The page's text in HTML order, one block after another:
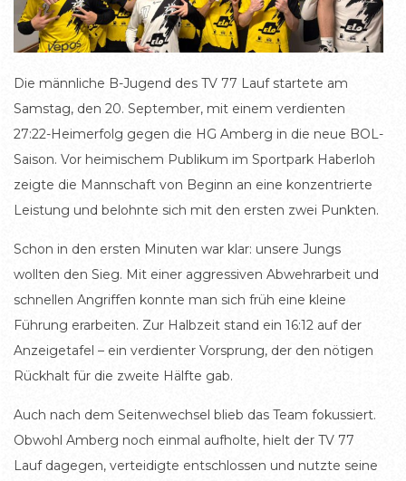
Die männliche B-Jugend des TV 77 Lauf startete am
Samstag, den 20. September, mit einem verdienten
27:22-Heimerfolg gegen die HG Amberg in die neue BOL-
Saison. Vor heimischem Publikum im Sportpark Haberloh
zeigte die Mannschaft von Beginn an eine konzentrierte
Leistung und belohnte sich mit den ersten zwei Punkten.
Schon in den ersten Minuten war klar: unsere Jungs
wollten den Sieg. Mit einer aggressiven Abwehrarbeit und
schnellen Angriffen konnte man sich früh eine kleine
Führung erarbeiten. Zur Halbzeit stand ein 16:12 auf der
Anzeigetafel – ein verdienter Vorsprung, der den nötigen
Rückhalt für die zweite Hälfte gab.
Auch nach dem Seitenwechsel blieb das Team fokussiert.
Obwohl Amberg noch einmal aufholte, hielt der TV 77
Lauf dagegen, verteidigte entschlossen und nutzte seine